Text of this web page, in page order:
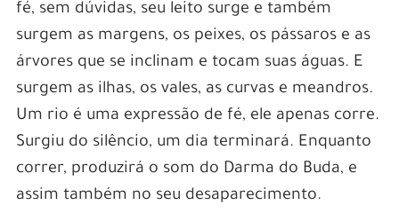
fé, sem dúvidas, seu leito surge e também
surgem as margens, os peixes, os pássaros e as
árvores que se inclinam e tocam suas águas. E
surgem as ilhas, os vales, as curvas e meandros.
Um rio é uma expressão de fé, ele apenas corre.
Surgiu do silêncio, um dia terminará. Enquanto
correr, produzirá o som do Darma do Buda, e
assim também no seu desaparecimento.